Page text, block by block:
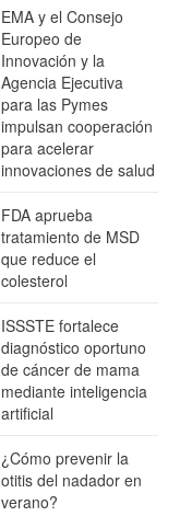
EMA y el Consejo
Europeo de
Innovación y la
Agencia Ejecutiva
para las Pymes
impulsan cooperación
para acelerar
innovaciones de salud
FDA aprueba
tratamiento de MSD
que reduce el
colesterol
ISSSTE fortalece
diagnóstico oportuno
de cáncer de mama
mediante inteligencia
artificial
¿Cómo prevenir la
otitis del nadador en
verano?